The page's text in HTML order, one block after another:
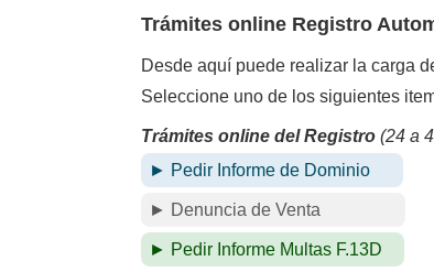
Trámites online Registro
Desde aquí puede realizar la carga
Seleccione uno de los siguientes
Trámites online del Registro (24 a
► Pedir Informe de Dominio
► Denuncia de Venta
► Pedir Informe Multas F.13D